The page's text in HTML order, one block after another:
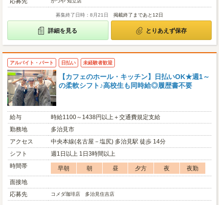
募集終了日時：8月21日 掲載終了まであと12日
詳細を見る とりあえず保存
アルバイト・パート 日払い 未経験者歓迎
【カフェのホール・キッチン】日払いOK★週1～
の柔軟シフト♪高校生も同時給◎履歴書不要
給与
時給1100～1438円以上＋交通費規定支給
勤務地
多治見市
アクセス
中央本線(名古屋－塩尻) 多治見駅 徒歩 14分
シフト
週1日以上 1日3時間以上
時間帯
早朝 朝 昼 夕方 夜
夜勤
面接地
応募先
コメダ珈琲店 多治見住吉店